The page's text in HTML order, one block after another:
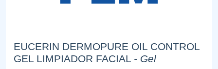
EUCERIN DERMOPURE OIL CONTROL
GEL LIMPIADOR FACIAL - Gel